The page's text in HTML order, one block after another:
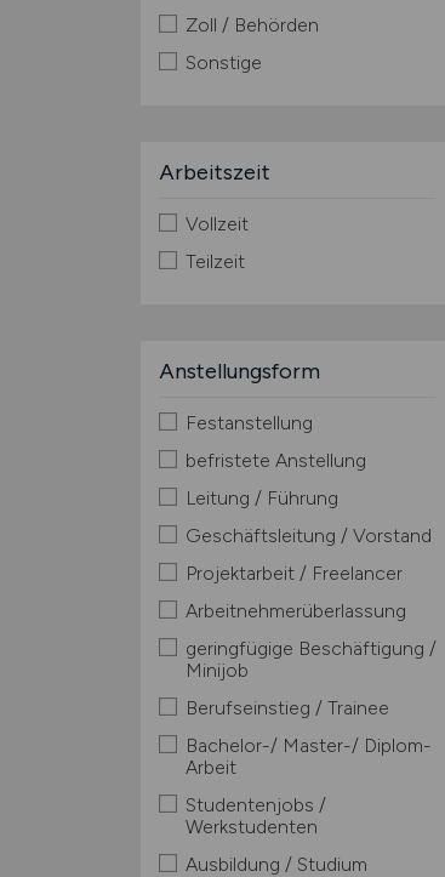
Zoll / Behörden
Sonstige
Arbeitszeit
Vollzeit
Teilzeit
Anstellungsform
Festanstellung
befristete Anstellung
Leitung / Führung
Geschäftsleitung / Vorstand
Projektarbeit / Freelancer
Arbeitnehmerüberlassung
geringfügige Beschäftigung /
Minijob
Berufseinstieg / Trainee
Bachelor-/ Master-/ Diplom-
Arbeit
Studentenjobs /
Werkstudenten
Ausbildung / Studium